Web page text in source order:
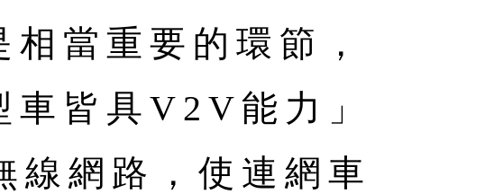
當重要的環節，
皆具V2V能力」
線網路，使連網車